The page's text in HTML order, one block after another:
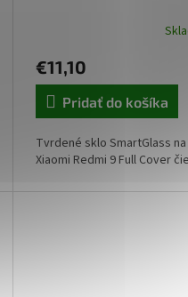
€11,10
Pridať do košíka
Tvrdené sklo SmartGlass
Xiaomi Redmi 9 Full Cover